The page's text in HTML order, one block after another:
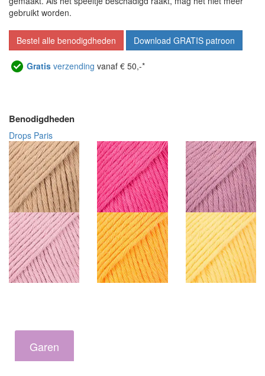
gebruikt worden.
Bestel alle benodigdheden Download GRATIS patroon
Gratis verzending vanaf € 50,-*
Benodigdheden
Drops Paris
Garen